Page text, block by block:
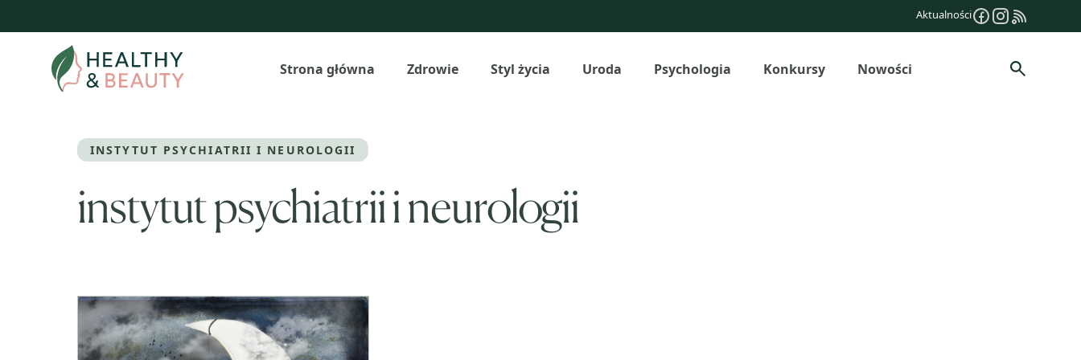
do
Aktualności
Strona główna Zdrowie Styl życia Uroda Psychologia Konkursy Nowości Szukaj
INSTYTUT PSYCHIATRII I NEUROLOGII
instytut psychiatrii i neurologii